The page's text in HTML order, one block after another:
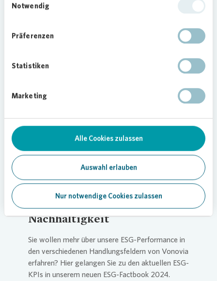
Notwendig
Präferenzen
Statistiken
Marketing
Alle Cookies zulassen
Auswahl erlauben
Nur notwendige Cookies zulassen
Nachhaltigkeit
Sie wollen mehr über unsere ESG-Performance in
den verschiedenen Handlungsfeldern von Vonovia
erfahren? Hier gelangen Sie zu den aktuellen ESG-
KPIs in unserem neuen ESG-Factbook 2024.